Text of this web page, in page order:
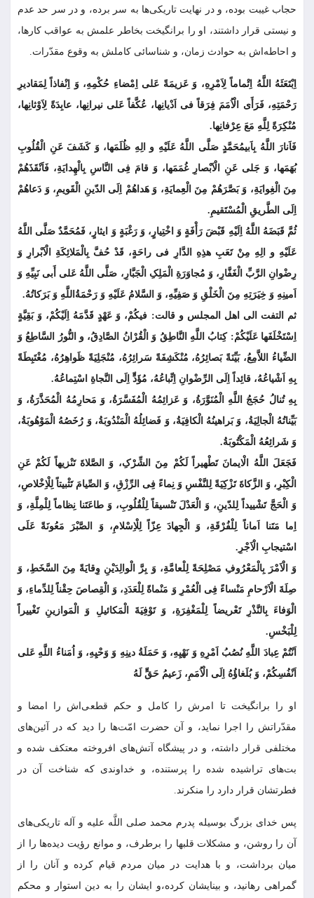
حجاب غیبت بوده، و در نهایت تاریکی‌ها به سر برده، و در سر حد عدم
و نیستى قرار داشتند، او را برانگیخت بخاطر علمش به عواقب کارها،
و احاطه‏‌اش به حوادث زمان، و شناسائى کاملش به وقوع مقدّرات.
اِبْتَعَثَهُ اللَّهُ اِتْماماً لِاَمْرِهِ، وَ عَزیمَةً عَلى اِمْضاءِ حُکْمِهِ، وَ اِنْفاذاً لِمَقادیرِ
رَحْمَتِهِ، فَرَأَى الْاُمَمَ فِرَقاً فی اَدْیانِها، عُکَّفاً عَلی نیرانِها، عابِدَةً لِاَوْثانِها،
مُنْکِرَةً لِلَّهِ مَعَ عِرْفانِها.
فَاَنارَ اللَّهُ بِاَبی‏مُحَمَّدٍ صَلَّى اللَّهُ عَلَیْهِ و الِهِ ظُلَمَها، وَ کَشَفَ عَنِ الْقُلُوبِ
بُهَمَها، وَ جَلى عَنِ الْاَبْصارِ غُمَمَها، وَ قامَ فِی النَّاسِ بِالْهِدایَةِ، فَاَنْقَذَهُمْ
مِنَ الْغِوایَةِ، وَ بَصَّرَهُمْ مِنَ الْعِمایَةِ، وَ هَداهُمْ اِلَى الدّینِ الْقَویمِ، وَ دَعاهُمْ
اِلَى الطَّریقِ الْمُسْتَقیمِ.
ثُمَّ قَبَضَهُ اللَّهُ اِلَیْهِ قَبْضَ رَأْفَةٍ وَ اخْتِیارٍ، وَ رَغْبَةٍ وَ ایثارٍ، فَمُحَمَّدٌ صَلَّى اللَّهُ
عَلَیْهِ و الِهِ مِنْ تَعَبِ هذِهِ الدَّارِ فی راحَةٍ، قَدْ حُفَّ بِالْمَلائِکَةِ الْاَبْرارِ وَ
رِضْوانِ الرَّبِّ الْغَفَّارِ، وَ مُجاوَرَةِ الْمَلِکِ الْجَبَّارِ، صَلَّى اللَّهُ عَلی أَبی نَبِیِّهِ وَ
اَمینِهِ وَ خِیَرَتِهِ مِنَ الْخَلْقِ وَ صَفِیِّهِ، وَ السَّلامُ عَلَیْهِ وَ رَحْمَةُاللَّهِ وَ بَرَکاتُهُ.
ثم التفت الى اهل المجلس و قالت: فیکُمْ، وَ عَهْدٍ قَدَّمَهُ اِلَیْکُمْ، وَ بَقِیَّةٍ
اِسْتَخْلَفَها عَلَیْکُمْ: کِتابُ اللَّهِ النَّاطِقُ وَ الْقُرْانُ الصَّادِقُ، و النُّورُ السَّاطِعُ وَ
الضِّیاءُ اللاَّمِعُ، بَیِّنَةً بَصائِرُهُ، مُنْکَشِفَةً سَرائِرُهُ، مُنْجَلِیَةً ظَواهِرُهُ، مُغْتَبِطَةً
بِهِ اَشْیاعُهُ، قائِداً اِلَى الرِّضْوانِ اِتِّباعُهُ، مُؤَدٍّ اِلَى النَّجاةِ اسْتِماعُهُ.
بِهِ تُنالُ حُجَجُ اللَّهِ الْمُنَوَّرَةُ، وَ عَزائِمُهُ الْمُفَسَّرَةُ، وَ مَحارِمُهُ الْمُحَذَّرَةُ، وَ
بَیِّناتُهُ الْجالِیَةُ، وَ بَراهینُهُ الْکافِیَةُ، وَ فَضائِلُهُ الْمَنْدُوبَةُ، وَ رُخَصُهُ الْمَوْهُوبَةُ،
وَ شَرائِعُهُ الْمَکْتُوبَةُ.
فَجَعَلَ اللَّهُ الْایمانَ تَطْهیراً لَکُمْ مِنَ الشِّرْکِ، وَ الصَّلاةَ تَنْزیهاً لَکُمْ عَنِ
الْکِبْرِ، وَ الزَّکاةَ تَزْکِیَةً لِلنَّفْسِ وَ نِماءً فِی الرِّزْقِ، وَ الصِّیامَ تَثْبیتاً لِلْاِخْلاصِ،
وَ الْحَجَّ تَشْییداً لِلدّینِ، وَ الْعَدْلَ تَنْسیقاً لِلْقُلُوبِ، وَ طاعَتَنا نِظاماً لِلْمِلَّةِ، وَ
اِما مَتَنا اَماناً لِلْفُرْقَةِ، وَ الْجِهادَ عِزّاً لِلْاِسْلامِ، وَ الصَّبْرَ مَعُونَةً عَلَی
اسْتیجابِ الْاَجْرِ.
وَ الْاَمْرَ بِالْمَعْرُوفِ مَصْلِحَةً لِلْعامَّةِ، وَ بِرَّ الْوالِدَیْنِ وِقایَةً مِنَ السَّخَطِ، وَ
صِلَةَ الْاَرْحامِ مَنْساءً فِی الْعُمْرِ وَ مَنْماةً لِلْعَدَدِ، وَ الْقِصاصَ حِقْناً لِلدِّماءِ، وَ
الْوَفاءَ بِالنَّذْرِ تَعْریضاً لِلْمَغْفِرَةِ، وَ تَوْفِیَةَ الْمَکائیلِ وَ الْمَوازینِ تَغْییراً
لِلْبَخْسِ.
اَنْتُمْ عِبادَ اللَّهِ نُصُبُ اَمْرِهِ وَ نَهْیِهِ، وَ حَمَلَةُ دینِهِ وَ وَحْیِهِ، وَ اُمَناءُ اللَّهِ عَلى
اَنْفُسِکُمْ، وَ بُلَغاؤُهُ اِلَى الْاُمَمِ، زَعیمُ حَقٍّ لَهُ
او را برانگیخت تا امرش را کامل و حکم قطعى‌اش را امضا و
مقدّراتش را اجرا نماید، و آن حضرت امّت‌ها را دید که در آئین‌هاى
مختلفى قرار داشته، و در پیشگاه آتش‌هاى افروخته معتکف شده و
بت‏‌هاى تراشیده شده را پرستنده، و خداوندى که شناخت آن در
فطرتشان قرار دارد را منکرند.
پس خداى بزرگ بوسیله پدرم محمد صلى اللَّه علیه و آله تاریکى‏‌هاى
آن را روشن، و مشکلات قلبها را برطرف، و موانع رؤیت دیده‏‌ها را از
میان برداشت، و با هدایت در میان مردم قیام کرده و آنان را از
گمراهى رهانید، و بینایشان کرده،و ایشان را به دین استوار و محکم